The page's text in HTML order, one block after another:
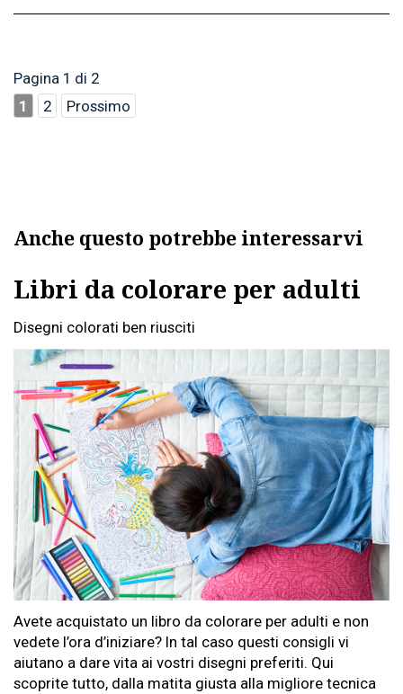
Pagina 1 di 2
1
2 Prossimo
Anche questo potrebbe interessarvi
Libri da colorare per adulti
Disegni colorati ben riusciti
Avete acquistato un libro da colorare per adulti e non
vedete l’ora d’iniziare? In tal caso questi consigli vi
aiutano a dare vita ai vostri disegni preferiti. Qui
scoprite tutto, dalla matita giusta alla migliore tecnica